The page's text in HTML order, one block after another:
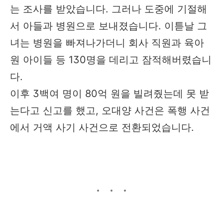
는 조사를 받았습니다. 그러나 도중에 기절해
서 아들과 병원으로 보내졌습니다. 이튿날 그
녀는 병원을 빠져나가더니 회사 직원과 육아
원 아이들 등 130명을 데리고 잠적해버렸습니
다.
이후 3백여 명이 80억 원을 빌려줬는데 못 받
는다고 신고를 했고, 오대양 사건은 폭행 사건
에서 거액 사기 사건으로 전환되었습니다.